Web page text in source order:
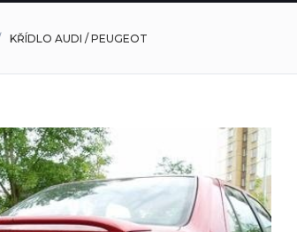
KŘÍDLO AUDI / PEUGEOT